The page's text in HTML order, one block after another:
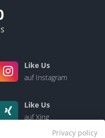
Like Us
auf Instagram
Like Us
auf Xing
Privacy policy